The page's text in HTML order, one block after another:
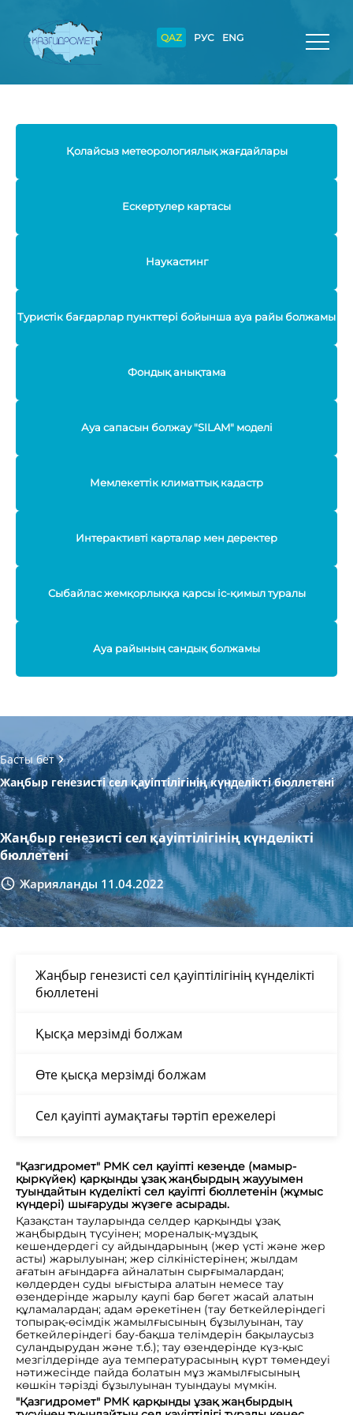
QAZ РУС ENG
Қолайсыз метеорологиялық жағдайлары
Ескертулер картасы
Наукастинг
Туристік бағдарлар пункттері бойынша ауа райы болжамы
Фондық анықтама
Ауа сапасын болжау "SILAM" моделі
Мемлекеттік климаттық кадастр
Интерактивті карталар мен деректер
Сыбайлас жемқорлыққа қарсы іс-қимыл туралы
Ауа райының сандық болжамы
Басты бет
Жаңбыр генезисті сел қауіптілігінің күнделікті бюллетені
Жаңбыр генезисті сел қауіптілігінің күнделікті
бюллетені
Жарияланды 11.04.2022
"Қазгидромет" РМК сел қауіпті кезеңде (мамыр-
қыркүйек) қарқынды ұзақ жаңбырдың жаууымен
туындайтын күделікті сел қауіпті бюллетенін (жұмыс
күндері) шығаруды жүзеге асырады.
Қазақстан тауларында селдер қарқынды ұзақ
жаңбырдың түсуінен; мореналық-мұздық
кешендердегі су айдындарының (жер үсті және жер
асты) жарылуынан; жер сілкіністерінен; жылдам
ағатын ағындарға айналатын сырғымалардан;
көлдерден суды ығыстыра алатын немесе тау
өзендерінде жарылу қаупі бар бөгет жасай алатын
құламалардан; адам әрекетінен (тау беткейлеріндегі
топырақ-өсімдік жамылғысының бұзылуынан, тау
беткейлеріндегі бау-бақша телімдерін бақылаусыз
суландырудан және т.б.); тау өзендерінде күз-қыс
мезгілдерінде ауа температурасының күрт төмендеуі
нәтижесінде пайда болатын мұз жамылғысының
көшкін тәрізді бұзылуынан туындауы мүмкін.
"Қазгидромет" РМК қарқынды ұзақ жаңбырдың
Жаңбыр генезисті сел қауіптілігінің күнделікті
бюллетені
Қысқа мерзімді болжам
Өте қысқа мерзімді болжам
Сел қауіпті аумақтағы тәртіп ережелері